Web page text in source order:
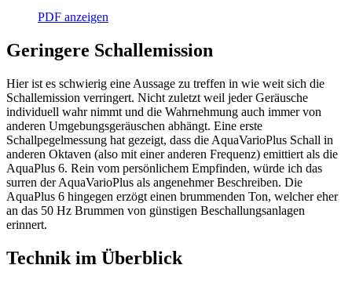
PDF anzeigen
Geringere Schallemission
Hier ist es schwierig eine Aussage zu treffen in wie weit sich die
Schallemission verringert. Nicht zuletzt weil jeder Geräusche
individuell wahr nimmt und die Wahrnehmung auch immer von
anderen Umgebungsgeräuschen abhängt. Eine erste
Schallpegelmessung hat gezeigt, dass die AquaVarioPlus Schall in
anderen Oktaven (also mit einer anderen Frequenz) emittiert als die
AquaPlus 6. Rein vom persönlichem Empfinden, würde ich das
surren der AquaVarioPlus als angenehmer Beschreiben. Die
AquaPlus 6 hingegen erzögt einen brummenden Ton, welcher eher
an das 50 Hz Brummen von günstigen Beschallungsanlagen
erinnert.
Technik im Überblick